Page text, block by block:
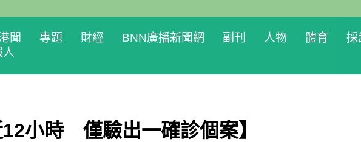
聞 專題 財經 BNN廣播新聞網 副刊 人物 體育 採
12小時 僅驗出一確診個案】